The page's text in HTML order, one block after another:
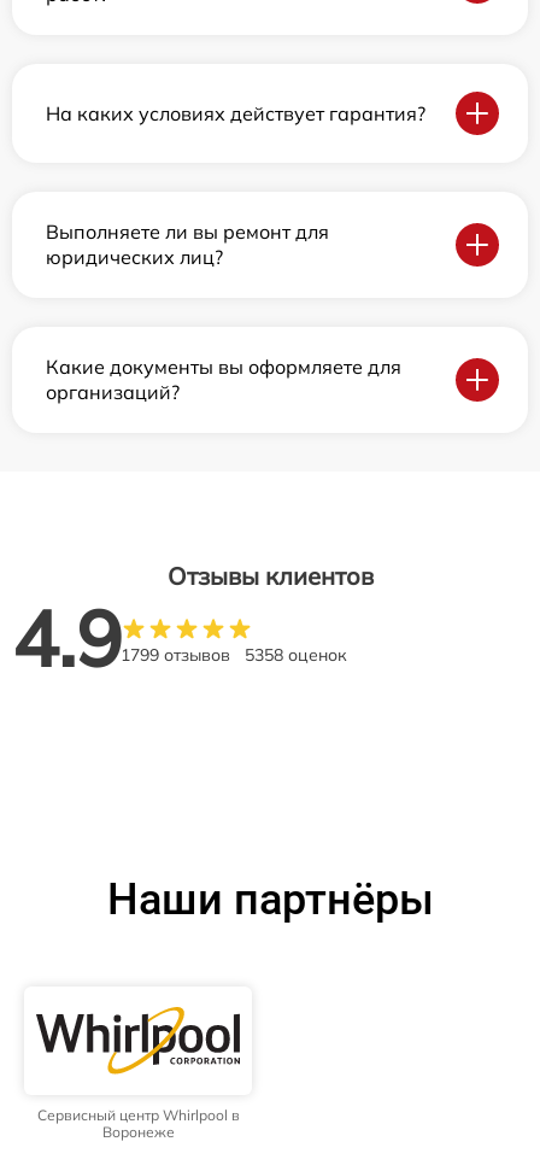
На каких условиях действует гарантия?
Выполняете ли вы ремонт для
юридических лиц?
Какие документы вы оформляете для
организаций?
Отзывы клиентов
4.91799 отзывов 5358 оценок
Наши партнёры
Сервисный центр Whirlpool в
Воронеже